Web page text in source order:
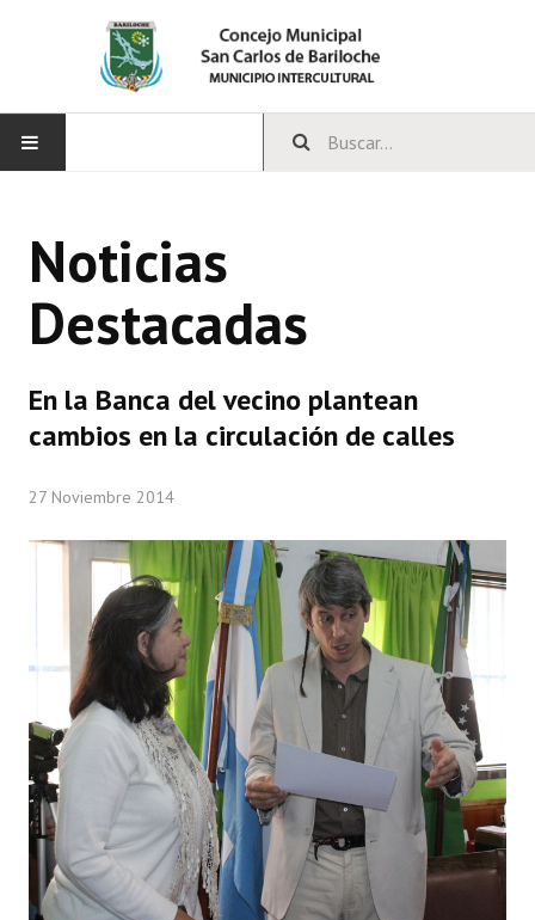
CONCEJO
Bloques Políticos
Comisiones Permanentes
Programas
LEGISLACIÓN
Constitución Nacional
Constitución Provincial
Carta Orgánica 2007
Reglamento Interno
Digesto
Organigrama
Noticias
Destacadas
En la Banca del vecino plantean
cambios en la circulación de calles
27 Noviembre 2014